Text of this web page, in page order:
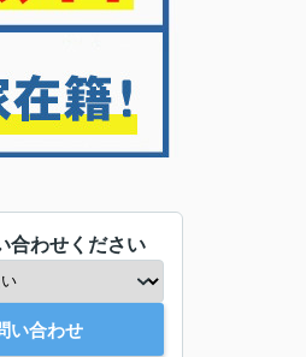
合わせください
い合わせ